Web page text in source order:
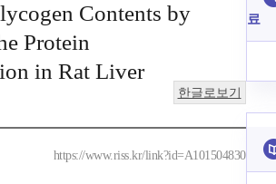
Contents by
Protein
in Rat Liver
한글로보기
https://www.riss.kr/link?id=A101504830
료